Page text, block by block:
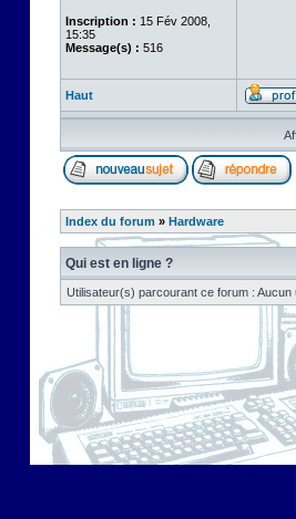
Inscription : 15 Fév 2008,
15:35
Message(s) : 516
Haut
Index du forum » Hardware
Qui est en ligne ?
Utilisateur(s) parcourant ce forum :